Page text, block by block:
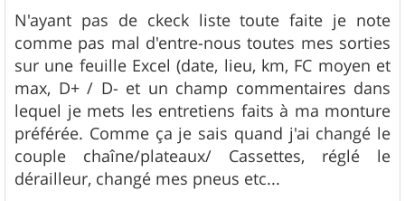
s
s
a
g
e
N'ayant pas de ckeck liste toute faite je note
comme pas mal d'entre-nous toutes mes sorties
sur une feuille Excel (date, lieu, km, FC moyen et
max, D+ / D- et un champ commentaires dans
lequel je mets les entretiens faits à ma monture
préférée. Comme ça je sais quand j'ai changé le
couple chaîne/plateaux/ Cassettes, réglé le
dérailleur, changé mes pneus etc...